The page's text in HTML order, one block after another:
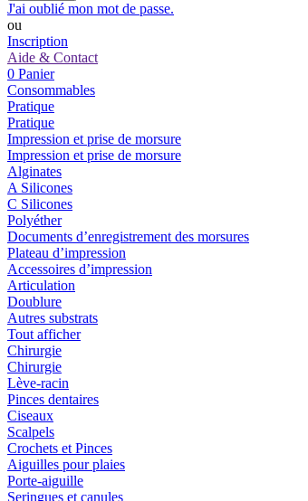
J'ai oublié mon mot de passe.
ou
Inscription
Aide & Contact
0 Panier
Consommables
Pratique
Pratique
Impression et prise de morsure
Impression et prise de morsure
Alginates
A Silicones
C Silicones
Polyéther
Documents d’enregistrement des morsures
Plateau d’impression
Accessoires d’impression
Articulation
Doublure
Autres substrats
Tout afficher
Chirurgie
Chirurgie
Lève-racin
Pinces dentaires
Ciseaux
Scalpels
Crochets et Pinces
Aiguilles pour plaies
Porte-aiguille
Seringues et canules